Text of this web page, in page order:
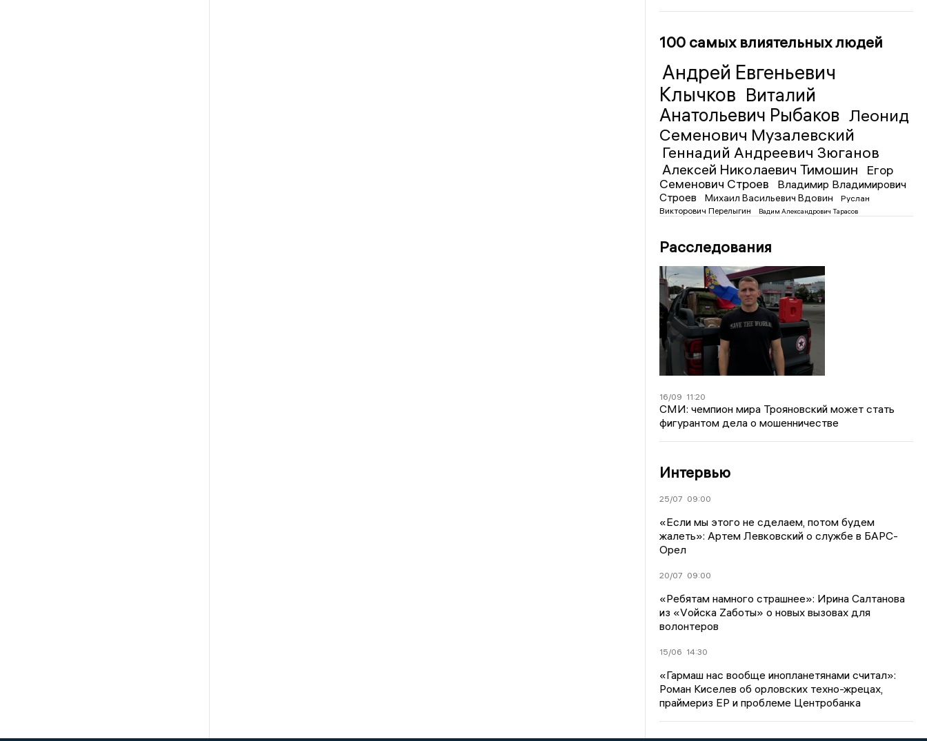
100 самых влиятельных людей
Андрей Евгеньевич
Клычков Виталий
Анатольевич Рыбаков Леонид
Семенович Музалевский
Геннадий Андреевич Зюганов
Алексей Николаевич Тимошин
Егор
Семенович Строев
Владимир Владимирович
Строев
Михаил Васильевич Вдовин
Руслан
Викторович Перелыгин
Вадим Александрович Тарасов
Расследования
16/09 11:20
СМИ: чемпион мира Трояновский может стать
фигурантом дела о мошенничестве
Интервью
25/07 09:00
«Если мы этого не сделаем, потом будем
жалеть»: Артем Левковский о службе в БАРС-
Орел
20/07 09:00
«Ребятам намного страшнее»: Ирина Салтанова
из «Vойска Zаботы» о новых вызовах для
волонтеров
15/06 14:30
«Гармаш нас вообще инопланетянами считал»:
Роман Киселев об орловских техно-жрецах,
праймериз ЕР и проблеме Центробанка